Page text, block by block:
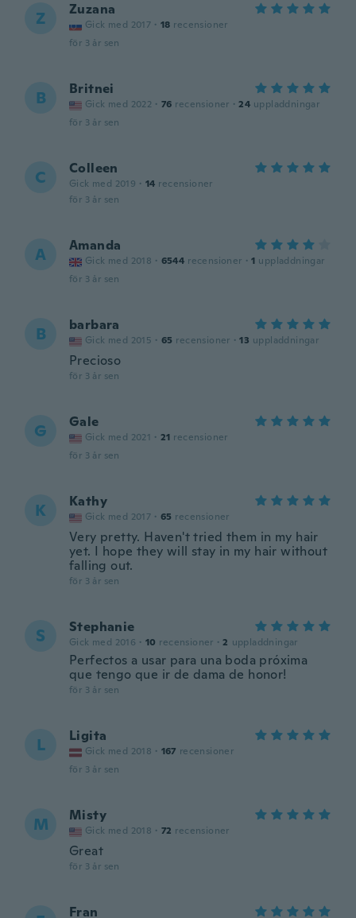
Z Zuzana
Gick med 2017 · 18 recensioner
för 3 år sen
B Britnei
Gick med 2022 · 76 recensioner · 24 uppladdningar
för 3 år sen
C Colleen
Gick med 2019 · 14 recensioner
för 3 år sen
A Amanda
Gick med 2018 · 6544 recensioner · 1 uppladdningar
för 3 år sen
B barbara
Gick med 2015 · 65 recensioner · 13 uppladdningar
Precioso
för 3 år sen
G Gale
Gick med 2021 · 21 recensioner
för 3 år sen
K Kathy
Gick med 2017 · 65 recensioner
Very pretty. Haven't tried them in my hair
yet. I hope they will stay in my hair without
falling out.
för 3 år sen
S Stephanie
Gick med 2016 · 10 recensioner · 2 uppladdningar
Perfectos a usar para una boda próxima
que tengo que ir de dama de honor!
för 3 år sen
L Ligita
Gick med 2018 · 167 recensioner
för 3 år sen
M Misty
Gick med 2018 · 72 recensioner
Great
för 3 år sen
Fran